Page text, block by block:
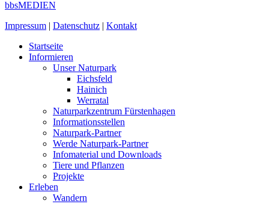
bbsMEDIEN
Impressum | Datenschutz | Kontakt
Startseite
Informieren
Unser Naturpark
Eichsfeld
Hainich
Werratal
Naturparkzentrum Fürstenhagen
Informationsstellen
Naturpark-Partner
Werde Naturpark-Partner
Infomaterial und Downloads
Tiere und Pflanzen
Projekte
Erleben
Wandern